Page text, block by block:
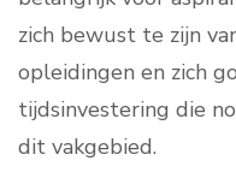
zich bewust te zijn
opleidingen en zich
tijdsinvestering die
dit vakgebied.